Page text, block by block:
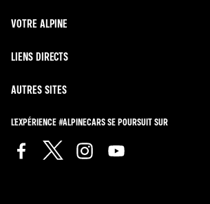
VOTRE ALPINE
LIENS DIRECTS
AUTRES SITES
L'EXPÉRIENCE #ALPINECARS SE POURSUIT SUR